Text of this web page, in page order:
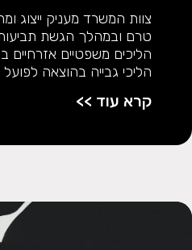
צוות המשרד מעניק ייצוג
טרם ובמהלך הגשת תביעות
הליכים משפטיים אזרחיים
הליכי גבייה בהוצאה לפועל
קרא עוד >>